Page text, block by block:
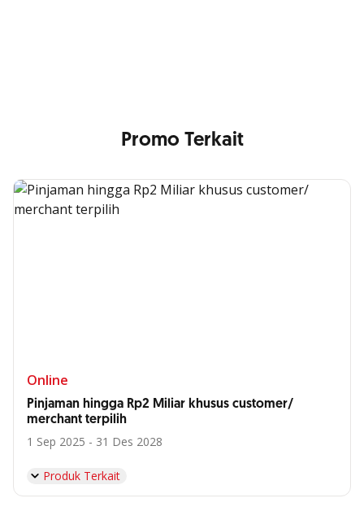
Promo Terkait
Online
Pinjaman hingga Rp2 Miliar khusus customer/
merchant terpilih
1 Sep 2025 - 31 Des 2028
Produk Terkait